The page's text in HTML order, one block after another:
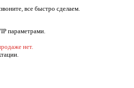
все быстро сделаем.
параметрами.
нет.